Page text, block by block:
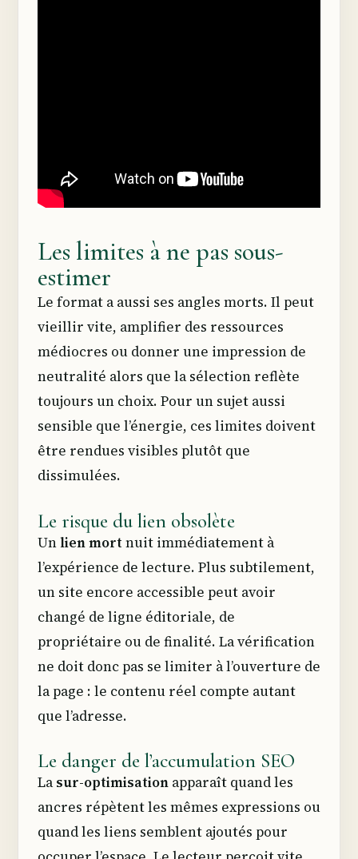
Les limites à ne pas sous-
estimer
Le format a aussi ses angles morts. Il peut
vieillir vite, amplifier des ressources
médiocres ou donner une impression de
neutralité alors que la sélection reflète
toujours un choix. Pour un sujet aussi
sensible que l’énergie, ces limites doivent
être rendues visibles plutôt que
dissimulées.
Le risque du lien obsolète
Unlien mort nuit immédiatement à
l’expérience de lecture. Plus subtilement,
un site encore accessible peut avoir
changé de ligne éditoriale, de
propriétaire ou de finalité. La vérification
ne doit donc pas se limiter à l’ouverture de
la page : le contenu réel compte autant
que l’adresse.
Le danger de l’accumulation SEO
Lasur-optimisation apparaît quand les
ancres répètent les mêmes expressions ou
quand les liens semblent ajoutés pour